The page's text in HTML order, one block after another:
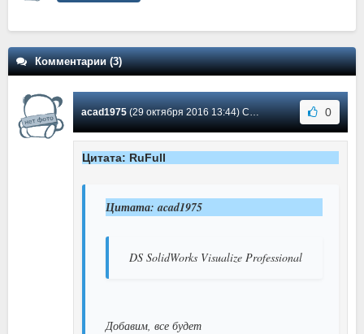
Комментарии (3)
acad1975(29 октября 2016 13:44) Сообщение #3 0
Цитата: RuFull
Цитата: acad1975
DS SolidWorks Visualize Professional
Добавим, все будет